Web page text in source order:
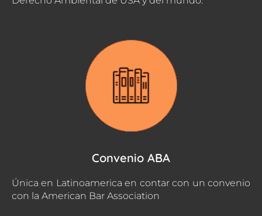
Convenio ABA
Única en Latinoamerica en contar con un convenio
con la American Bar Association